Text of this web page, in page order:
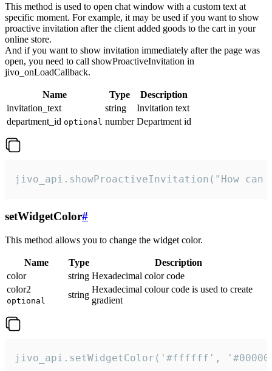
This method is used to open chat window with a custom text at
specific moment. For example, it may be used if you want to show
proactive invitation after the client added goods to the cart in your
online store.
And if you want to show invitation immediately after the page was
open, you need to call showProactiveInvitation in
jivo_onLoadCallback.
Name Type
Description
invitation_text
string
Invitation text
department_id optional number Department id
jivo_api.showProactiveInvitation("How
setWidgetColor#
This method allows you to change the widget color.
Name Type
Description
color
string Hexadecimal color code
color2
optional
string
Hexadecimal colour code is used to create
gradient
jivo_api.setWidgetColor('#ffffff',